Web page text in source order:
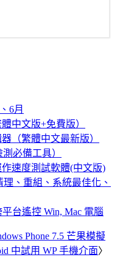
6月
中文版+免費版）
（繁體中文最新版）
必備工具）
作速度測試軟體(中文版)
理、重組、系統最佳化、
台遙控 Win, Mac 電腦
Phone 7.5 芒果模擬
中試用 WP 手機介面〉